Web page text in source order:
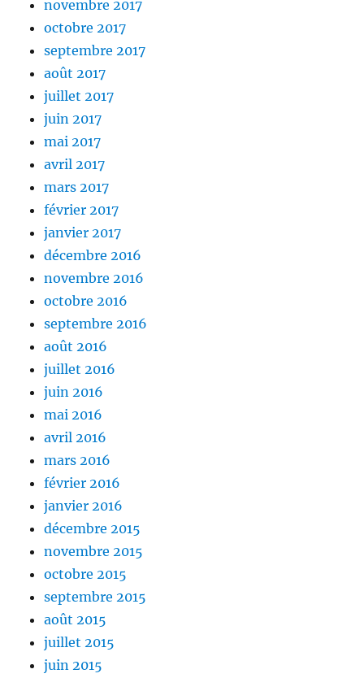
novembre 2017
octobre 2017
septembre 2017
août 2017
juillet 2017
juin 2017
mai 2017
avril 2017
mars 2017
février 2017
janvier 2017
décembre 2016
novembre 2016
octobre 2016
septembre 2016
août 2016
juillet 2016
juin 2016
mai 2016
avril 2016
mars 2016
février 2016
janvier 2016
décembre 2015
novembre 2015
octobre 2015
septembre 2015
août 2015
juillet 2015
juin 2015